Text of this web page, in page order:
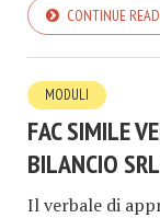
CONTINUE
MODULI
FAC SIMILE
BILANCIO
Il verbale di